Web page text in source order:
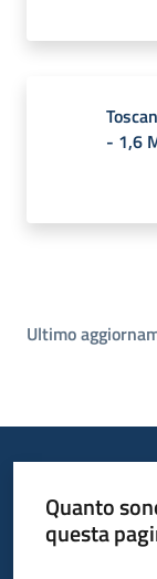
- 1,6
Ultimo
Quanto
questa